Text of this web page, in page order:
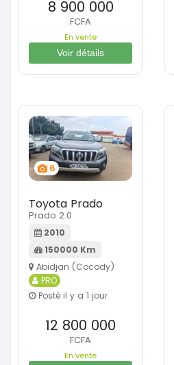
8 900 000
FCFA
En vente
Voir détails
6
Toyota Prado
Prado 2.0
2010
150000 Km
Abidjan (Cocody)
PRO
Posté il y a 1 jour
12 800 000
FCFA
En vente